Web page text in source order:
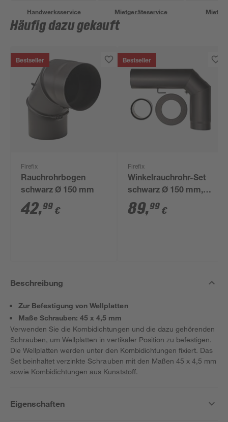
Handwerksservice Mietgeräteservice
Häufig dazu gekauft
Bestseller
Firefix
Rauchrohrbogen
schwarz Ø 150 mm
42,99 €
Bestseller
Firefix
Winkelrauchrohr-Set
schwarz Ø 150 mm,
3-teilig
89,99 €
Beschreibung
Zur Befestigung von Wellplatten
Maße Schrauben: 45 x 4,5 mm
Verwenden Sie die Kombidichtungen und die dazu gehörenden
Schrauben, um Wellplatten in vertikaler Position zu befestigen.
Die Wellplatten werden unter den Kombidichtungen fixiert. Das
Set beinhaltet verzinkte Schrauben mit den Maßen 45 x 4,5 mm
sowie Kombidichtungen aus Kunststoff.
Eigenschaften